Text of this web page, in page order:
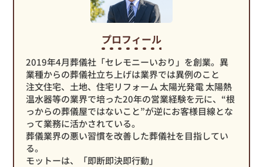
プロフィール
2019年4月葬儀社「セレモニーいおり」を創業。異
業種からの葬儀社立ち上げは業界では異例のこと
注文住宅、土地、住宅リフォーム 太陽光発電 太陽熱
温水器等の業界で培った20年の営業経験を元に、“根
っからの葬儀屋ではないこと”が逆にお客様目線とな
って業務に活かされている。
葬儀業界の悪い習慣を改善した葬儀社を目指してい
る。
モットーは、「即断即決即行動」